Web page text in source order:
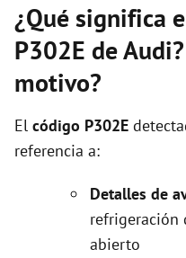
¿Qué significa
P302E de
motivo?
El código P302E
referencia a:
Detalles de
refrigeración
abierto